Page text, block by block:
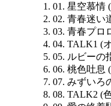
01. 星空慕情
02. 青春迷い
03. 青春プロ
04. TALK1 (
05. ルビーの
06. 桃色吐息
07. みずいろ
08. TALK2 (